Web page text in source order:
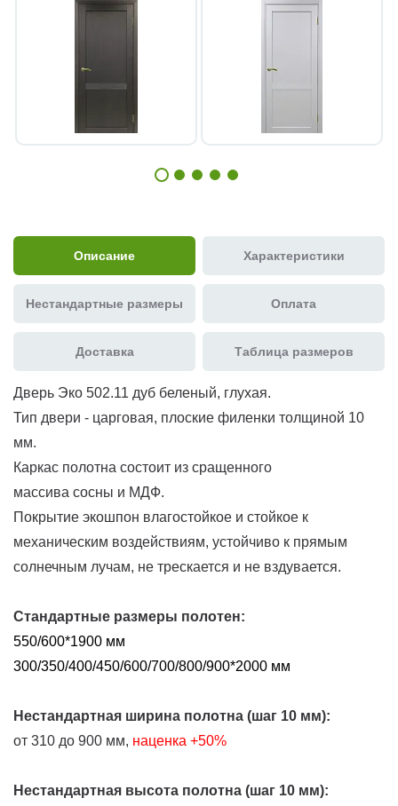
Описание Характеристики
Нестандартные размеры Оплата
Доставка Таблица размеров
Дверь Эко 502.11 дуб беленый, глухая.
Тип двери - царговая, плоские филенки толщиной 10
мм.
Каркас полотна состоит из сращенного
массива сосны и МДФ.
Покрытие экошпон влагостойкое и стойкое к
механическим воздействиям, устойчиво к прямым
солнечным лучам, не трескается и не вздувается.
Стандартные размеры полотен:
550/600*1900 мм
300/350/400/450/600/700/800/900*2000 мм
Нестандартная ширина полотна (шаг 10 мм):
от 310 до 900 мм, наценка +50%
Нестандартная высота полотна (шаг 10 мм):